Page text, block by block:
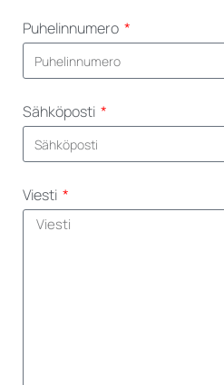
Puhelinnumero
Sähköposti
Viesti